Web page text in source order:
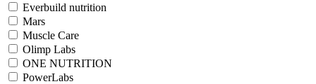
Everbuild nutrition
Mars
Muscle Care
Olimp Labs
ONE NUTRITION
PowerLabs